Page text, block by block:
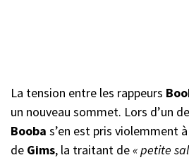
La tension entre les rappeurs
un nouveau sommet. Lors d’un
Booba s’en est pris violemment à
de Gims, la traitant de« petite